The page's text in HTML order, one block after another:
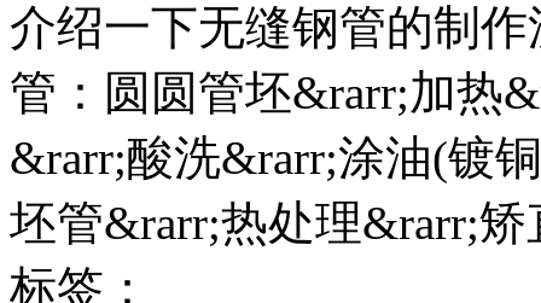
介绍一下无缝钢管的制
管：圆圆管坯&rarr;加热
&rarr;酸洗&rarr;涂油(镀
坯管&rarr;热处理&rarr;矫
标签：